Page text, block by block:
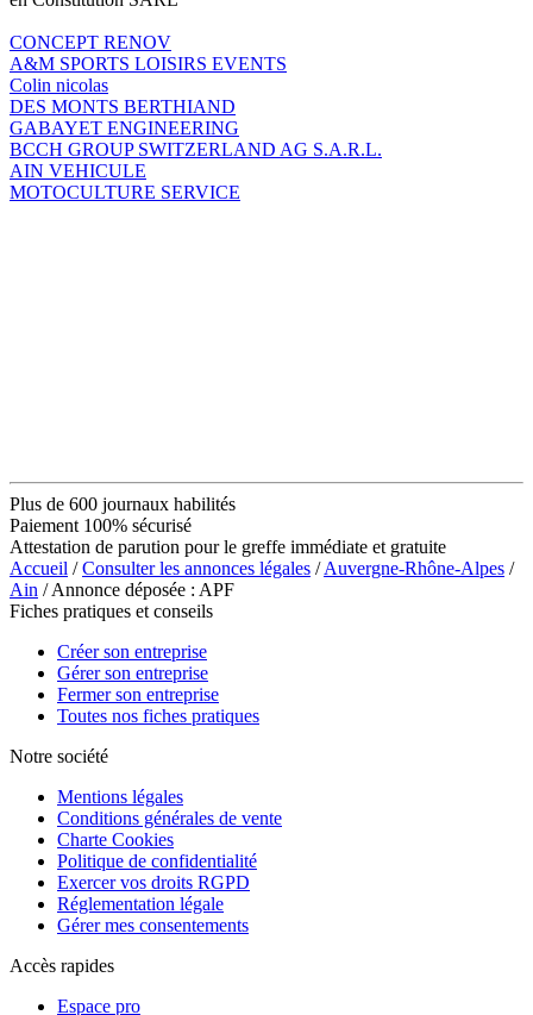
CONCEPT RENOV
A&M SPORTS LOISIRS EVENTS
Colin nicolas
DES MONTS BERTHIAND
GABAYET ENGINEERING
BCCH GROUP SWITZERLAND AG S.A.R.L.
AIN VEHICULE
MOTOCULTURE SERVICE
Plus de 600 journaux habilités
Paiement 100% sécurisé
Attestation de parution pour le greffe immédiate et gratuite
Accueil /Consulter les annonces légales /Auvergne-Rhône-Alpes /
Ain / Annonce déposée : APF
Fiches pratiques et conseils
Créer son entreprise
Gérer son entreprise
Fermer son entreprise
Toutes nos fiches pratiques
Notre société
Mentions légales
Conditions générales de vente
Charte Cookies
Politique de confidentialité
Exercer vos droits RGPD
Réglementation légale
Gérer mes consentements
Accès rapides
Espace pro